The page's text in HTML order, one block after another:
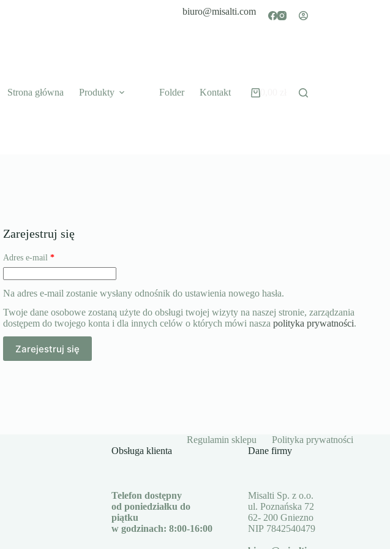
biuro@misalti.com
Strona główna Produkty Folder Kontakt Koszyk
0,00
Zarejestruj się
Adres e-mail *Wymagane
Na adres e-mail zostanie wysłany odnośnik do ustawienia nowego hasła.
Twoje dane osobowe zostaną użyte do obsługi twojej wizyty na naszej stronie, zarządzania
dostępem do twojego konta i dla innych celów o których mówi nasza polityka prywatności.
Zarejestruj się
Regulamin sklepu
Polityka prywatności
Obsługa klienta
Telefon dostępny
od poniedziałku do
piątku
w godzinach: 8:00-16:00
Dane firmy
Misalti Sp. z o.o.
ul. Poznańska 72
62- 200 Gniezno
NIP 7842540479